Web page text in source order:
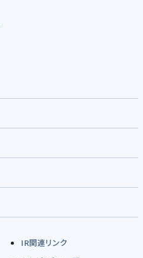
IR関連リンク